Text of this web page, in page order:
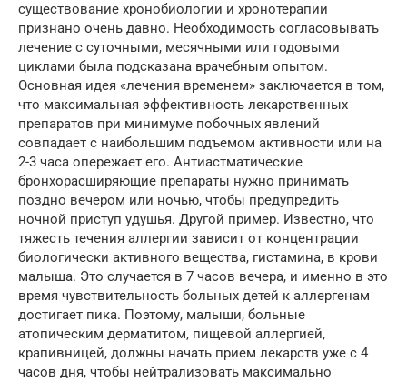
существование хронобиологии и хронотерапии
признано очень давно. Необходимость согласовывать
лечение с суточными, месячными или годовыми
циклами была подсказана врачебным опытом.
Основная идея «лечения временем» заключается в том,
что максимальная эффективность лекарственных
препаратов при минимуме побочных явлений
совпадает с наибольшим подъемом активности или на
2-3 часа опережает его. Антиастматические
бронхорасширяющие препараты нужно принимать
поздно вечером или ночью, чтобы предупредить
ночной приступ удушья. Другой пример. Известно, что
тяжесть течения аллергии зависит от концентрации
биологически активного вещества, гистамина, в крови
малыша. Это случается в 7 часов вечера, и именно в это
время чувствительность больных детей к аллергенам
достигает пика. Поэтому, малыши, больные
атопическим дерматитом, пищевой аллергией,
крапивницей, должны начать прием лекарств уже с 4
часов дня, чтобы нейтрализовать максимально